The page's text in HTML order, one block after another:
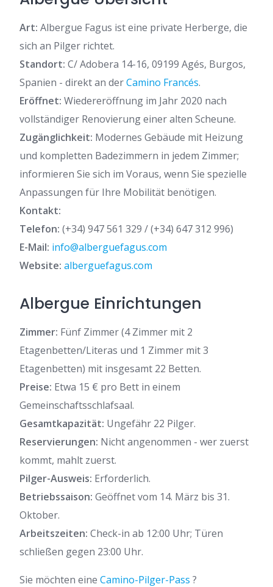
Art: Albergue Fagus ist eine private Herberge, die
sich an Pilger richtet.
Standort: C/ Adobera 14-16, 09199 Agés, Burgos,
Spanien - direkt an derCamino Francés.
Eröffnet: Wiedereröffnung im Jahr 2020 nach
vollständiger Renovierung einer alten Scheune.
Zugänglichkeit: Modernes Gebäude mit Heizung
und kompletten Badezimmern in jedem Zimmer;
informieren Sie sich im Voraus, wenn Sie spezielle
Anpassungen für Ihre Mobilität benötigen.
Kontakt:
Telefon: (+34) 947 561 329 / (+34) 647 312 996)
E-Mail: info@alberguefagus.com
Website: alberguefagus.com
Albergue Einrichtungen
Zimmer: Fünf Zimmer (4 Zimmer mit 2
Etagenbetten/Literas und 1 Zimmer mit 3
Etagenbetten) mit insgesamt 22 Betten.
Preise: Etwa 15 € pro Bett in einem
Gemeinschaftsschlafsaal.
Gesamtkapazität: Ungefähr 22 Pilger.
Reservierungen: Nicht angenommen - wer zuerst
kommt, mahlt zuerst.
Pilger-Ausweis: Erforderlich.
Betriebssaison: Geöffnet vom 14. März bis 31.
Oktober.
Arbeitszeiten: Check-in ab 12:00 Uhr; Türen
schließen gegen 23:00 Uhr.
Sie möchten eine Camino-Pilger-Pass ?